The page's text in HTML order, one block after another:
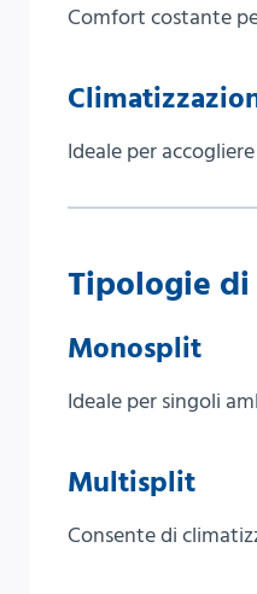
Comfort costante
Ideale per
Tipologie
Monosplit
Ideale per singoli
Multisplit
Consente di